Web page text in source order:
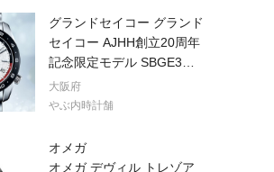
グランドセイコー グランド
セイコー AJHH創立20周年
記念限定モデル SBGE3
大阪府
やぶ内時計舗
オメガ
オメガ デヴィル トレゾア